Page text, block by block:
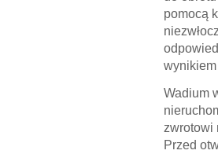
pomocą
Wadium
zwrotowi
Przed